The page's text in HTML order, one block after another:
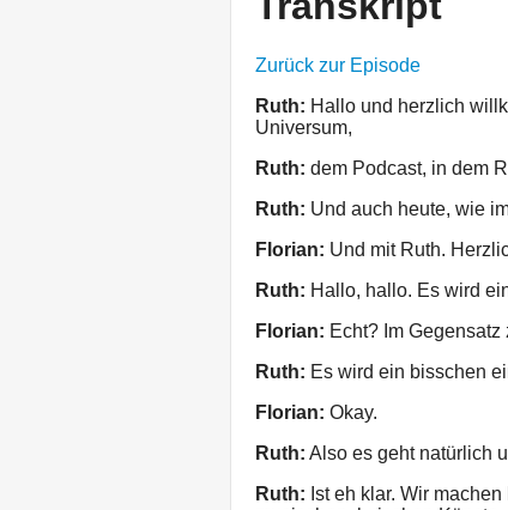
Zurück zur Episode
Ruth: Hallo und herzlich
Universum,
Ruth: dem Podcast, in dem
Ruth: Und auch heute, wie
Florian: Und mit Ruth.
Ruth: Hallo, hallo. Es wird
Florian: Echt? Im
Ruth: Es wird ein bisschen
Florian: Okay.
Ruth: Also es geht natürlich
Ruth: Ist eh klar. Wir